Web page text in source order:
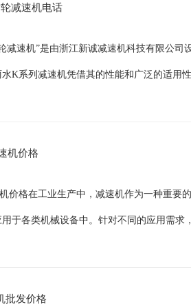
减速机电话
减速机”是由浙江新诚减速机科技有限公司
K系列减速机凭借其的性能和广泛的适用
机价格
价格在工业生产中，减速机作为一种重要
于各类机械设备中。针对不同的应用需求
批发价格